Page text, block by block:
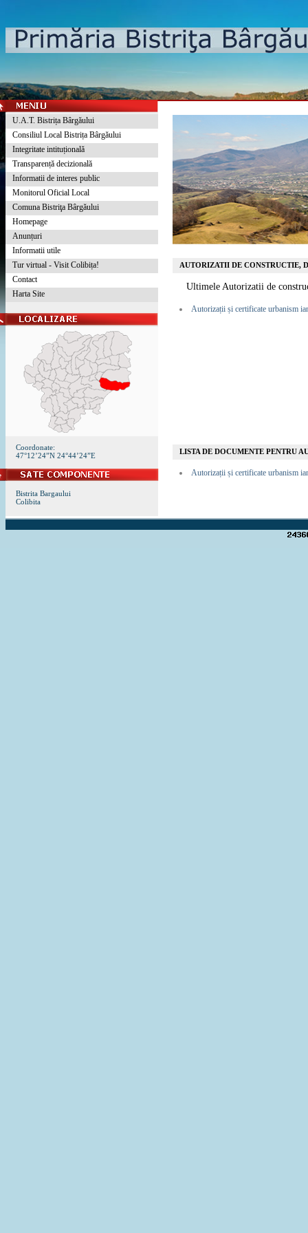
U.A.T. Bistrița Bârgăului
Consiliul Local Bistrița Bârgăului
Integritate intituțională
Transparență decizională
Informatii de interes public
Monitorul Oficial Local
Comuna Bistriţa Bârgăului
Homepage
Anunțuri
Informatii utile
Tur virtual - Visit Colibița!
Contact
Harta Site
Coordonate:
47°12’24”N 24°44’24”E
Bistrita Bargaului
Colibita
AUTORIZATII DE CONSTRUCTIE,
Ultimele Autorizatii de
Autorizații și certificate urbanism
LISTA DE DOCUMENTE PENTRU
Autorizații și certificate urbanism